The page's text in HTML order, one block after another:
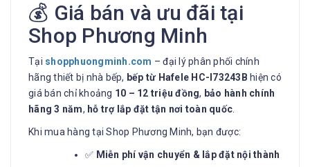
💰 Giá bán và ưu đãi tại
Shop Phương Minh
Tại shopphuongminh.com – đại lý phân phối chính
hãng thiết bị nhà bếp, bếp từ Hafele HC-I73243B hiện có
giá bán chỉ khoảng 10 – 12 triệu đồng, bảo hành chính
hãng 3 năm, hỗ trợ lắp đặt tận nơi toàn quốc.
Khi mua hàng tại Shop Phương Minh, bạn được:
✅ Miễn phí vận chuyển & lắp đặt nội thành